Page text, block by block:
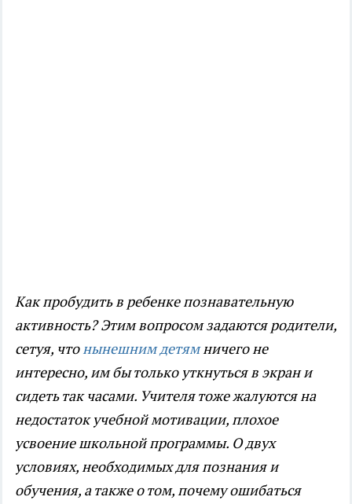
Как пробудить в ребенке познавательную
активность? Этим вопросом задаются родители,
сетуя, чтонынешним детямничего не
интересно, им бы только уткнуться в экран и
сидеть так часами. Учителя тоже жалуются на
недостаток учебной мотивации, плохое
усвоение школьной программы. О двух
условиях, необходимых для познания и
обучения, а также о том, почему ошибаться